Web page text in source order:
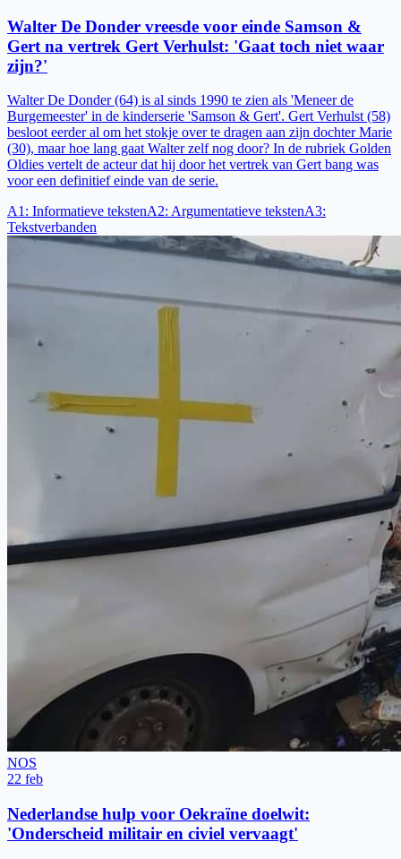
Walter De Donder vreesde voor einde Samson &
Gert na vertrek Gert Verhulst: 'Gaat toch niet waar
zijn?'
Walter De Donder (64) is al sinds 1990 te zien als 'Meneer de
Burgemeester' in de kinderserie 'Samson & Gert'. Gert Verhulst (58)
besloot eerder al om het stokje over te dragen aan zijn dochter Marie
(30), maar hoe lang gaat Walter zelf nog door? In de rubriek Golden
Oldies vertelt de acteur dat hij door het vertrek van Gert bang was
voor een definitief einde van de serie.
A1 : Informatieve tekstenA2: Argumentatieve tekstenA3:
Tekstverbanden
NOS
22 feb
Nederlandse hulp voor Oekraïne doelwit:
'Onderscheid militair en civiel vervaagt'